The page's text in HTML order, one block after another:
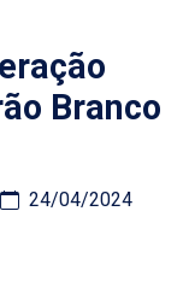
Branco
24/04/2024